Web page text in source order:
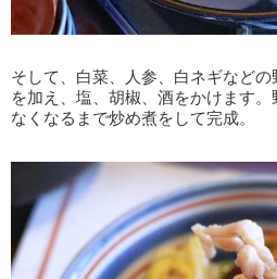
そして、白菜、人参、白ネギなど
を加え、塩、胡椒、酒をかけます
なくなるまで炒め煮をして完成。